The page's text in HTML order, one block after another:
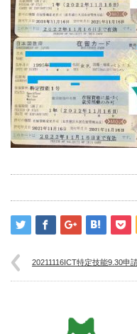
20211116ICT特定技能9.30申